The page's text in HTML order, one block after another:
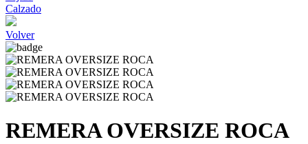
Calzado
Volver
REMERA OVERSIZE ROCA